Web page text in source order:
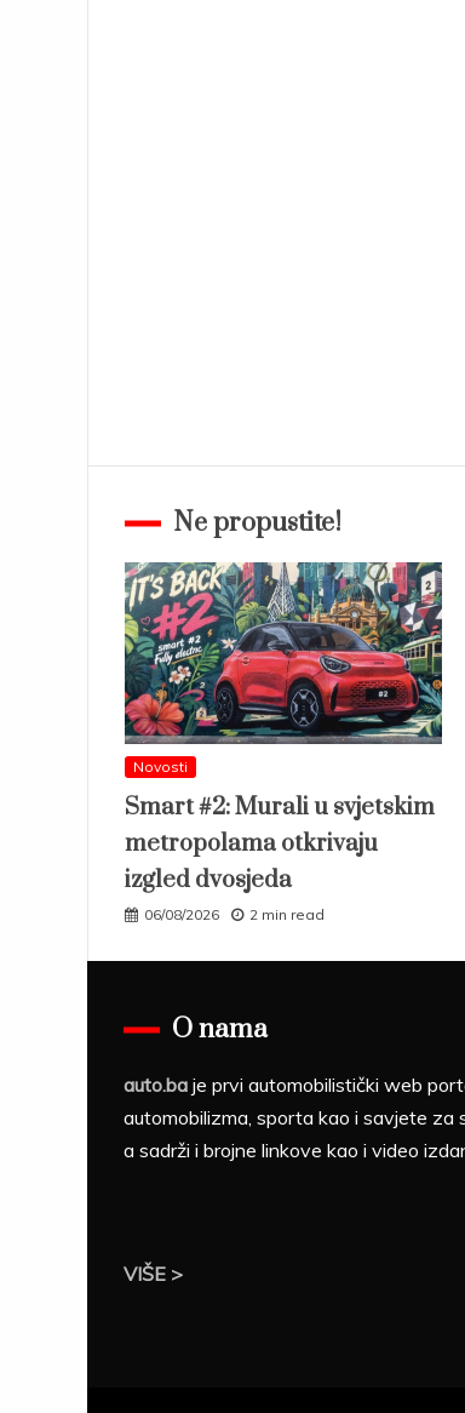
Ne propustite!
Novosti
Smart #2: Murali u svjetskim
metropolama otkrivaju
izgled dvosjeda
06/08/2026 2 min read
O nama
auto.ba je prvi automobilistički web
automobilizma, sporta kao i savjete za
a sadrži i brojne linkove kao i video
VIŠE >